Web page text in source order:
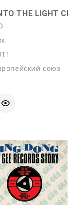
THE LIGHT
союз